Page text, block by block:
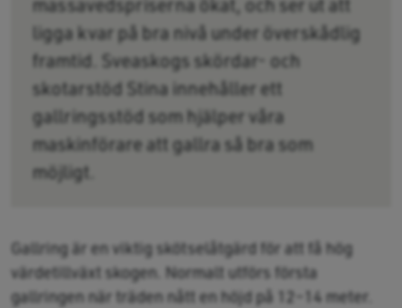
ligga kvar på bra nivå under överskådlig
framtid. Sveaskogs skördar- och
skotarstöd Stina innehåller ett
gallringsstöd som hjälper våra
maskinförare att gallra så bra som
möjligt.
Gallring är en viktig skötselåtgärd för att få hög
värdetillväxt skogen. Normalt utförs första
gallringen när träden nått en höjd på 12–14 meter.